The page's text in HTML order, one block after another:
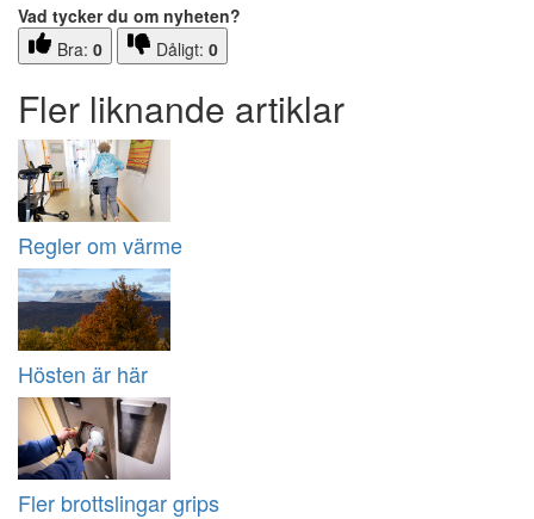
Vad tycker du om nyheten?
Bra: 0 Dåligt: 0
Fler liknande artiklar
Regler om värme
Hösten är här
Fler brottslingar grips